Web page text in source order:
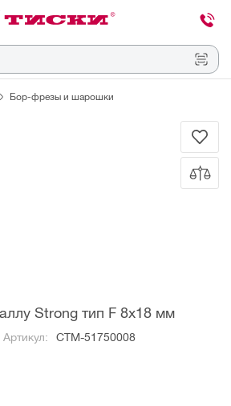
Бор-фрезы и шарошки
Strong тип F 8х18 мм
Артикул: СТМ-51750008